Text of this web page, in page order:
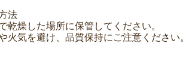
法
乾燥した場所に保管してください。
火気を避け、品質保持にご注意ください。